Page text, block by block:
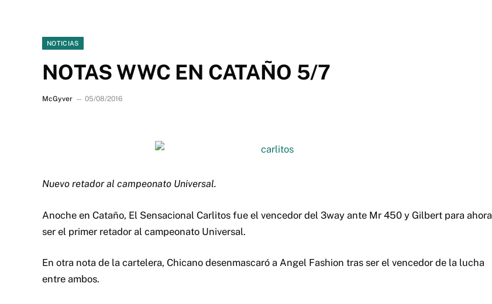
NOTICIAS
NOTAS WWC EN CATAÑO 5/7
McGyver 05/08/2016
Nuevo retador al campeonato Universal.
Anoche en Cataño, El Sensacional Carlitos fue el vencedor del 3way ante Mr 450 y Gilbert para ahora
ser el primer retador al campeonato Universal.
En otra nota de la cartelera, Chicano desenmascaró a Angel Fashion tras ser el vencedor de la lucha
entre ambos.